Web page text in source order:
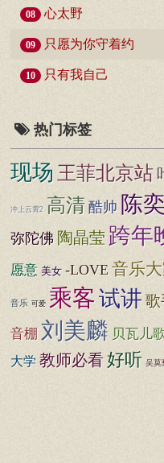
08 心太野
09 只愿为你守着约
10 只有我自己
热门标签
现场 王菲北京站
冲上云霄2 高清 酷帅 陈
弥陀佛 陶晶莹 跨年
愿意 美女 -LOVE 音乐
音乐 可爱 乘客试讲歌
音棚 刘美麟 贝瓦儿
大学 教师必看好听 吴莫